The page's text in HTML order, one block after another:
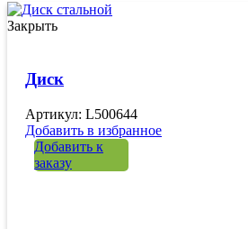
Закрыть
Диск
Артикул: L500644
Добавить в избранное
Добавить к
заказу